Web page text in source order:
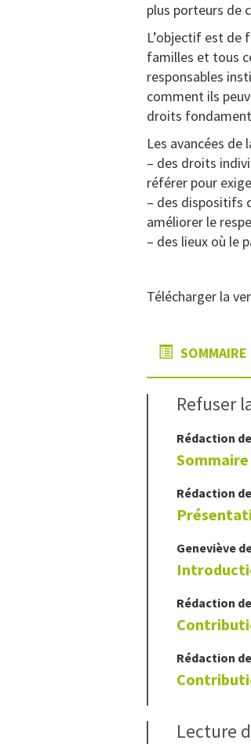
plus porteurs de
L’objectif est de
familles et tous
responsables
comment ils
droits
Les avancées de
– des droits
référer pour
– des dispositifs
améliorer le
– des lieux où le
Télécharger la
SOMMAIRE
Refuser
Rédaction
Sommaire
Rédaction
Geneviève
Rédaction
Rédaction
Lecture